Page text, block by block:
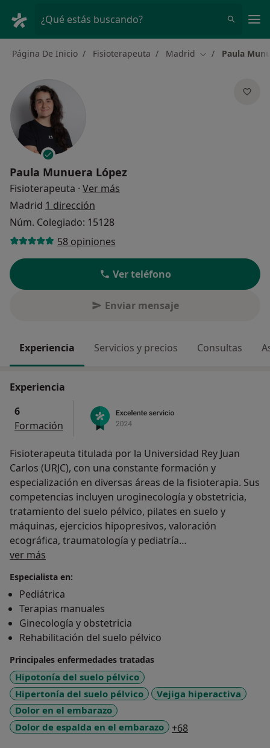
¿Qué estás buscando?
Página De Inicio Fisioterapeuta Madrid Cambiar de
Paula
Paula Munuera López
Fisioterapeuta · Ver más
Madrid 1 dirección
Núm. Colegiado: 15128
58 opiniones
Ver teléfono
Enviar mensaje
Experiencia Servicios y precios Consultas
Experiencia
6
Formación
Fisioterapeuta titulada por la Universidad Rey Juan
Carlos (URJC), con una constante formación y
especialización en diversas áreas de la fisioterapia. Sus
competencias incluyen uroginecología y obstetricia,
tratamiento del suelo pélvico, pilates en suelo y
máquinas, ejercicios hipopresivos, valoración
ecográfica, traumatología y pediatría
ver más
Especialista en:
Pediátrica
Terapias manuales
Ginecología y obstetricia
Rehabilitación del suelo pélvico
Principales enfermedades tratadas
Hipotonía del suelo pélvico
Hipertonía del suelo pélvico
Vejiga hiperactiva
Dolor en el embarazo
Dolor de espalda en el embarazo
+68